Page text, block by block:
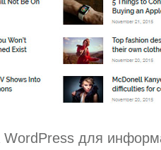
WordPress для